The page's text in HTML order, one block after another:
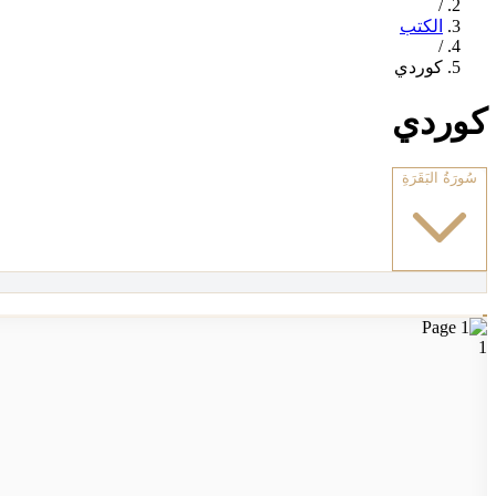
/
الكتب
/
كوردي
كوردي
سُورَةُ البَقَرَةِ
1